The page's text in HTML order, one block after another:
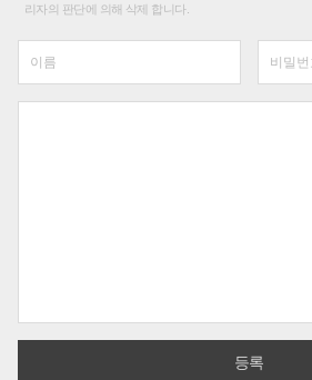
리자의 판단에 의해 삭제 합니다.